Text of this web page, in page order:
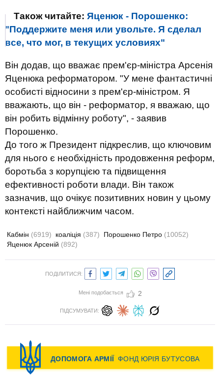
Також читайте: Яценюк - Порошенко:
"Поддержите меня или увольте. Я сделал
все, что мог, в текущих условиях"
Він додав, що вважає прем'єр-міністра Арсенія
Яценюка реформатором. "У мене фантастичні
особисті відносини з прем'єр-міністром. Я
вважають, що він - реформатор, я вважаю, що
він робить відмінну роботу", - заявив
Порошенко.
До того ж Президент підкреслив, що ключовим
для нього є необхідність продовження реформ,
боротьба з корупцією та підвищення
ефективності роботи влади. Він також
зазначив, що очікує позитивних новин у цьому
контексті найближчим часом.
Кабмін (6919) коаліція (387) Порошенко Петро (10052)
Яценюк Арсеній (892)
ПОДІЛИТИСЯ:
Мені подобається 2
ПІДСУМУВАТИ: